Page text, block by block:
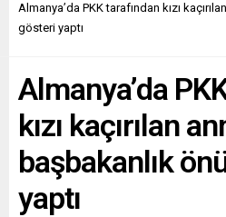
Almanya’da PKK tarafından kızı
gösteri yaptı
Almanya’da
kızı kaçırılan
başbakanlık
yaptı